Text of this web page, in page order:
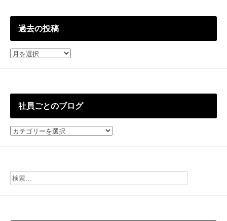
過去の投稿
過
社員ごとのブログ
社
ブ